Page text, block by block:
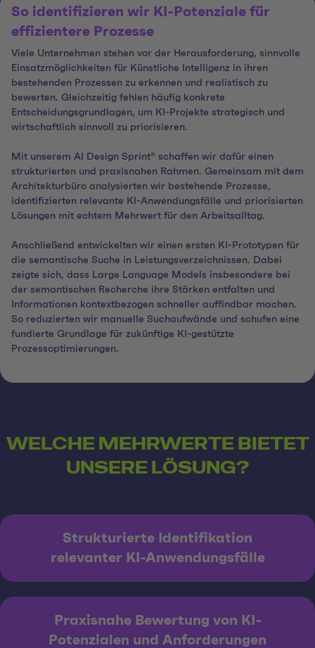
So identifizieren wir KI-Potenziale für
effizientere Prozesse
Viele Unternehmen stehen vor der Herausforderung, sinnvolle
Einsatzmöglichkeiten für Künstliche Intelligenz in ihren
bestehenden Prozessen zu erkennen und realistisch zu
bewerten. Gleichzeitig fehlen häufig konkrete
Entscheidungsgrundlagen, um KI-Projekte strategisch und
wirtschaftlich sinnvoll zu priorisieren.
Mit unserem AI Design Sprint® schaffen wir dafür einen
strukturierten und praxisnahen Rahmen. Gemeinsam mit dem
Architekturbüro analysierten wir bestehende Prozesse,
identifizierten relevante KI-Anwendungsfälle und priorisierten
Lösungen mit echtem Mehrwert für den Arbeitsalltag.
Anschließend entwickelten wir einen ersten KI-Prototypen für
die semantische Suche in Leistungsverzeichnissen. Dabei
zeigte sich, dass Large Language Models insbesondere bei
der semantischen Recherche ihre Stärken entfalten und
Informationen kontextbezogen schneller auffindbar machen.
So reduzierten wir manuelle Suchaufwände und schufen eine
fundierte Grundlage für zukünftige KI-gestützte
Prozessoptimierungen.
WELCHE MEHRWERTE BIETET
UNSERE LÖSUNG?
Strukturierte Identifikation
relevanter KI-Anwendungsfälle
Praxisnahe Bewertung von KI-
Potenzialen und Anforderungen